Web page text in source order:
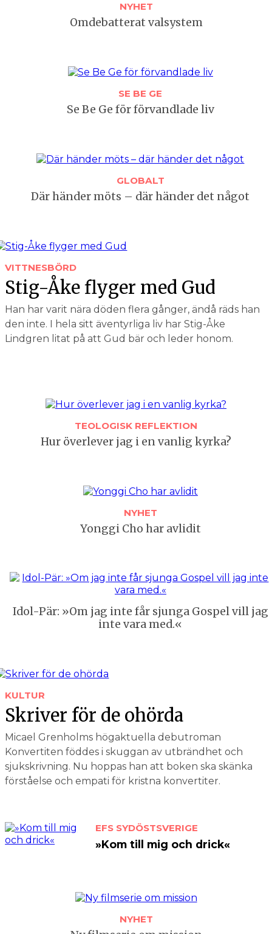
NYHET
Omdebatterat valsystem
SE BE GE
Se Be Ge för förvandlade liv
GLOBALT
Där händer möts – där händer det något
VITTNESBÖRD
Stig-Åke flyger med Gud
Han har varit nära döden flera gånger, ändå räds han
den inte. I hela sitt äventyrliga liv har Stig-Åke
Lindgren litat på att Gud bär och leder honom.
TEOLOGISK REFLEKTION
Hur överlever jag i en vanlig kyrka?
NYHET
Yonggi Cho har avlidit
Idol-Pär: »Om jag inte får sjunga Gospel vill jag
inte vara med.«
KULTUR
Skriver för de ohörda
Micael Grenholms högaktuella debut­roman
Konvertiten föddes i skuggan av utbrändhet och
sjukskrivning. Nu hoppas han att boken ska skänka
förståelse och empati för kristna konvertiter.
EFS SYDÖSTSVERIGE
»Kom till mig och drick«
NYHET